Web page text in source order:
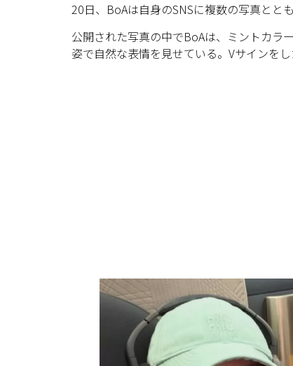
20日、BoAは自身のSNSに複数の写真とと
公開された写真の中でBoAは、ミントカラ
姿で自然な表情を見せている。Vサインを